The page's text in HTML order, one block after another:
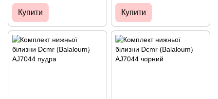
Купити Купити